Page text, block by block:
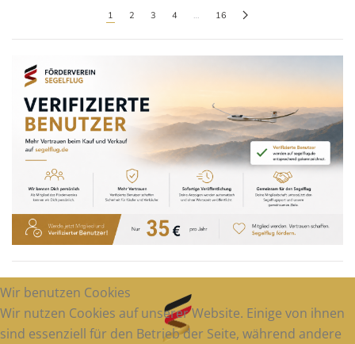
1 2 3 4 … 16
Wir benutzen Cookies
Wir nutzen Cookies auf unserer Website. Einige von ihnen
sind essenziell für den Betrieb der Seite, während andere